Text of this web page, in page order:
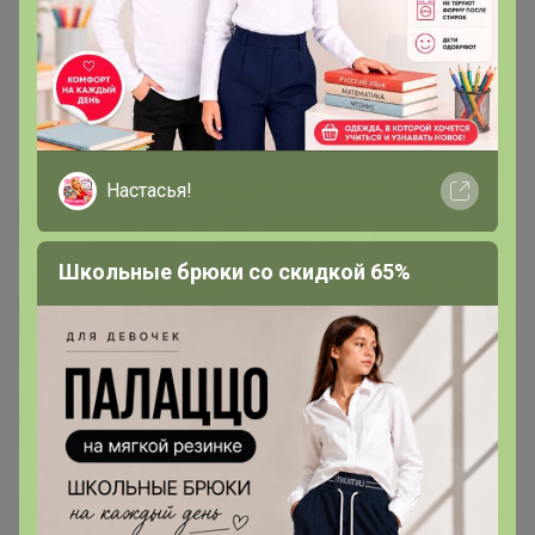
Мягкая, красивая, одела, не хочеться снимать, а цвет
какой красивый. Спасибо организатору🎄
22 ноября, 2024 20:00
Автор уже получил заказ!
Кофта отличная,цвет шикарный,все полоски
совпадают,приятная к телу,ношу 46р. взяла 46 р., в
плечах в рукавах все отлично,но маленько широкая
для моего тела. Но,ничего сейчас модно оверсайз
буду носить.